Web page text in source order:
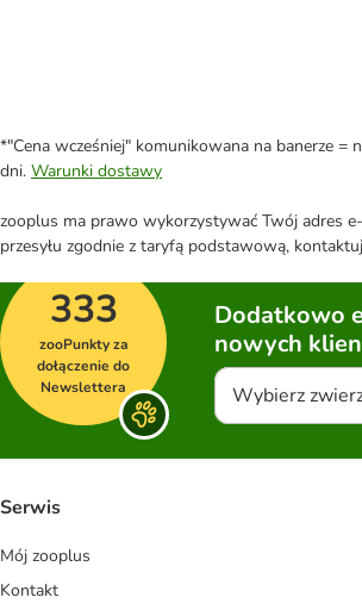
*"Cena wcześniej" komunikowana na banerze =
dni. Warunki dostawy
zooplus ma prawo wykorzystywać Twój adres
przesyłu zgodnie z taryfą podstawową,
333
zooPunkty za
dołączenie do
Newslettera
Dodatkowo
nowych
Wybierz
Serwis
Mój zooplus
Kontakt